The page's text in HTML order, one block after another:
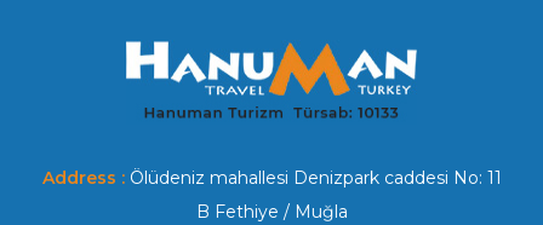
Address : Ölüdeniz mahallesi Denizpark caddesi No: 11
B Fethiye / Muğla